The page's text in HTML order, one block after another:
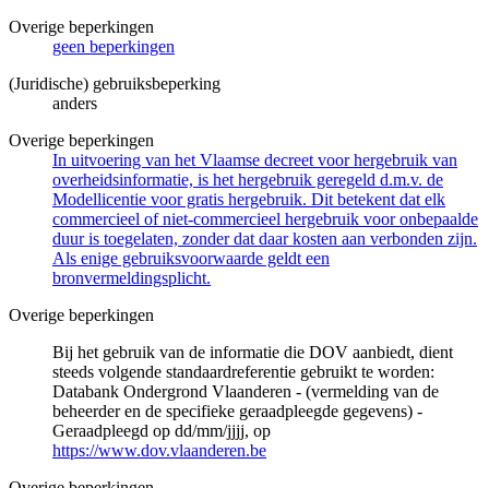
Overige beperkingen
geen beperkingen
(Juridische) gebruiksbeperking
anders
Overige beperkingen
In uitvoering van het Vlaamse decreet voor hergebruik van
overheidsinformatie, is het hergebruik geregeld d.m.v. de
Modellicentie voor gratis hergebruik. Dit betekent dat elk
commercieel of niet-commercieel hergebruik voor onbepaalde
duur is toegelaten, zonder dat daar kosten aan verbonden zijn.
Als enige gebruiksvoorwaarde geldt een
bronvermeldingsplicht.
Overige beperkingen
Bij het gebruik van de informatie die DOV aanbiedt, dient
steeds volgende standaardreferentie gebruikt te worden:
Databank Ondergrond Vlaanderen - (vermelding van de
beheerder en de specifieke geraadpleegde gegevens) -
Geraadpleegd op dd/mm/jjjj, op
https://www.dov.vlaanderen.be